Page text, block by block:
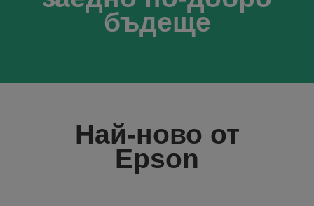
бъдеще
Най-ново от
Epson